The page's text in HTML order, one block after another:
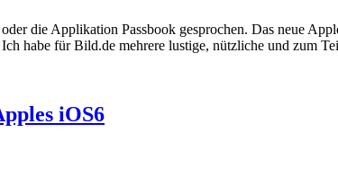
die Applikation Passbook gesprochen. Das neue
habe für Bild.de mehrere lustige, nützliche und zum
iOS6